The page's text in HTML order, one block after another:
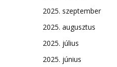
2025. szeptember
2025. augusztus
2025. július
2025. június